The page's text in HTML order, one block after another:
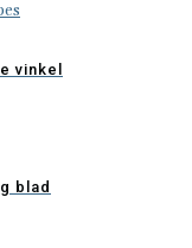
vinkel
blad